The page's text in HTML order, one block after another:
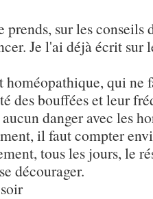
prends, sur les conseils
Je l'ai déjà écrit sur
qui ne
des bouffées et leur
danger avec les
il faut compter
tous les jours, le
décourager.